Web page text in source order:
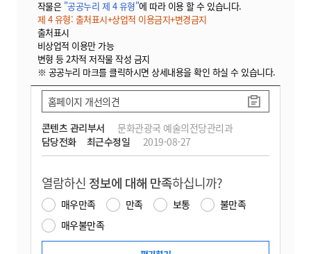
작물은 "공공누리 제 4 유형"에 따라 이용 할 수 있습니다.
제 4 유형: 출처표시+상업적 이용금지+변경금지
출처표시
비상업적 이용만 가능
변형 등 2차적 저작물 작성 금지
※ 공공누리 마크를 클릭하시면 상세내용을 확인 하실 수 있습니다.
콘텐츠 관리부서
문화관광국 예술의전당관리과
담당전화
최근수정일 2019-08-27
홈페이지 개선의견
열람하신 정보에 대해 만족하십니까?
매우만족 만족 보통
불만족
매우불만족